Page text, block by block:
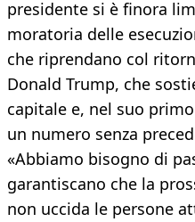
presidente si è finora
moratoria delle
che riprendano col
Donald Trump, che
capitale e, nel suo
un numero senza
«Abbiamo bisogno di
garantiscano che la
non uccida le persone